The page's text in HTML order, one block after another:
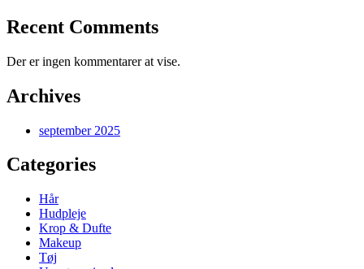
Recent Comments
Der er ingen kommentarer at vise.
Archives
september 2025
Categories
Hår
Hudpleje
Krop & Dufte
Makeup
Tøj